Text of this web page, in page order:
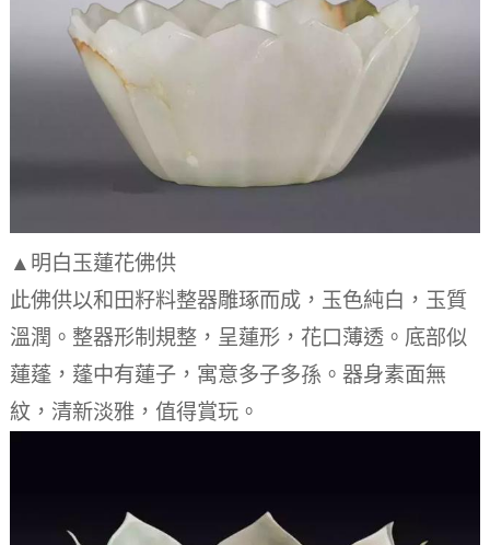
▲明白玉蓮花佛供
此佛供以和田籽料整器雕琢而成，玉色純白，玉質
溫潤。 整器形制規整，呈蓮形，花口薄透。 底部似
蓮蓬，蓬中有蓮子，寓意多子多孫。 器身素面無
紋，清新淡雅，值得賞玩。